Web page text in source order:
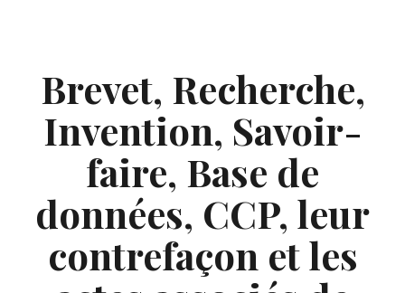
Brevet, Recherche,
Invention, Savoir-
faire, Base de
données, CCP, leur
contrefaçon et les